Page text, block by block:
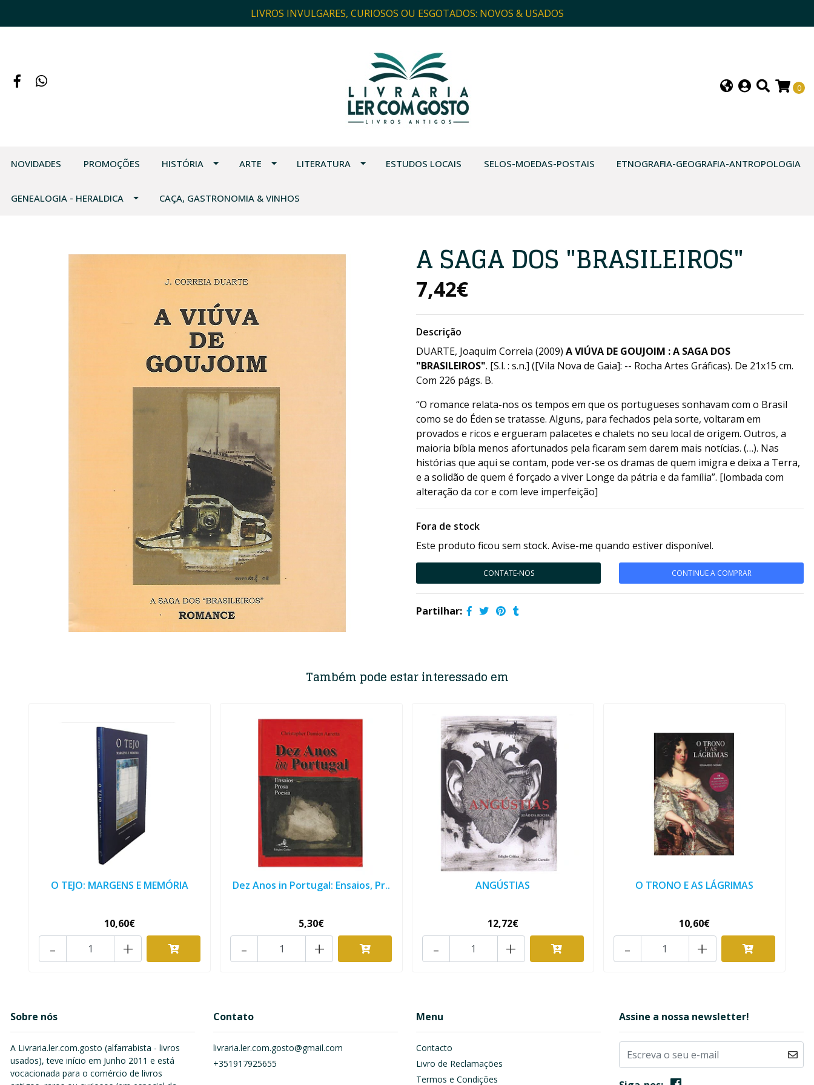
LIVROS INVULGARES, CURIOSOS OU ESGOTADOS: NOVOS & USADOS
0
NOVIDADES PROMOÇÕES HISTÓRIA ARTE LITERATURA ESTUDOS LOCAIS SELOS-MOEDAS-POSTAIS ETNOGRAFIA-GEOGRAFIA-ANTROPOLOGIA
GENEALOGIA - HERALDICA CAÇA, GASTRONOMIA & VINHOS
A SAGA DOS "BRASILEIROS"
7,42€
Descrição
DUARTE, Joaquim Correia (2009) A VIÚVA DE GOUJOIM : A SAGA DOS
"BRASILEIROS". [S.l. : s.n.] ([Vila Nova de Gaia]: -- Rocha Artes Gráficas). De 21x15 cm.
Com 226 págs. B.
“O romance relata-nos os tempos em que os portugueses sonhavam com o Brasil
como se do Éden se tratasse. Alguns, para fechados pela sorte, voltaram em
provados e ricos e ergueram palacetes e chalets no seu local de origem. Outros, a
maioria bíbla menos afortunados pela ficaram sem darem mais notícias. (…). Nas
histórias que aqui se contam, pode ver-se os dramas de quem imigra e deixa a Terra,
e a solidão de quem é forçado a viver Longe da pátria e da família”. [lombada com
alteração da cor e com leve imperfeição]
Fora de stock
Este produto ficou sem stock. Avise-me quando estiver disponível.
CONTATE-NOS CONTINUE A COMPRAR
Partilhar:
Também pode estar interessado em
O TEJO: MARGENS E MEMÓRIA
10,60€
+
-
Dez Anos in Portugal: Ensaios, Pr..
5,30€
+
-
ANGÚSTIAS
12,72€
+
-
O TRONO E AS LÁGRIMAS
10,60€
+
-
Sobre nós
A Livraria.ler.com.gosto (alfarrabista - livros
usados), teve início em Junho 2011 e está
vocacionada para o comércio de livros
Contato
livraria.ler.com.gosto@gmail.com
+351917925655
Menu
Contacto
Livro de Reclamações
Termos e Condições
Assine a nossa newsletter!